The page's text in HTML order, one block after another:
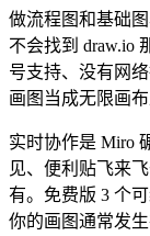
做流程图和基础
不会找到 draw.io
号支持、没有网
画图当成无限画
实时协作是 Miro
见、便利贴飞来
有。免费版 3 个
你的画图通常发